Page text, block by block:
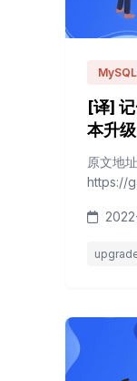
MySQL
[译]
本升级
原文地址
https://
者：
说它是